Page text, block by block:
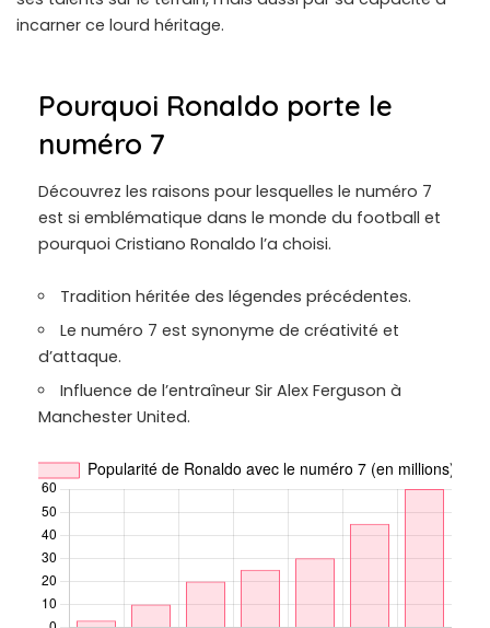
incarner ce lourd héritage.
Pourquoi Ronaldo porte le
numéro 7
Découvrez les raisons pour lesquelles le numéro 7
est si emblématique dans le monde du football et
pourquoi Cristiano Ronaldo l’a choisi.
Tradition héritée des légendes précédentes.
Le numéro 7 est synonyme de créativité et
d’attaque.
Influence de l’entraîneur Sir Alex Ferguson à
Manchester United.